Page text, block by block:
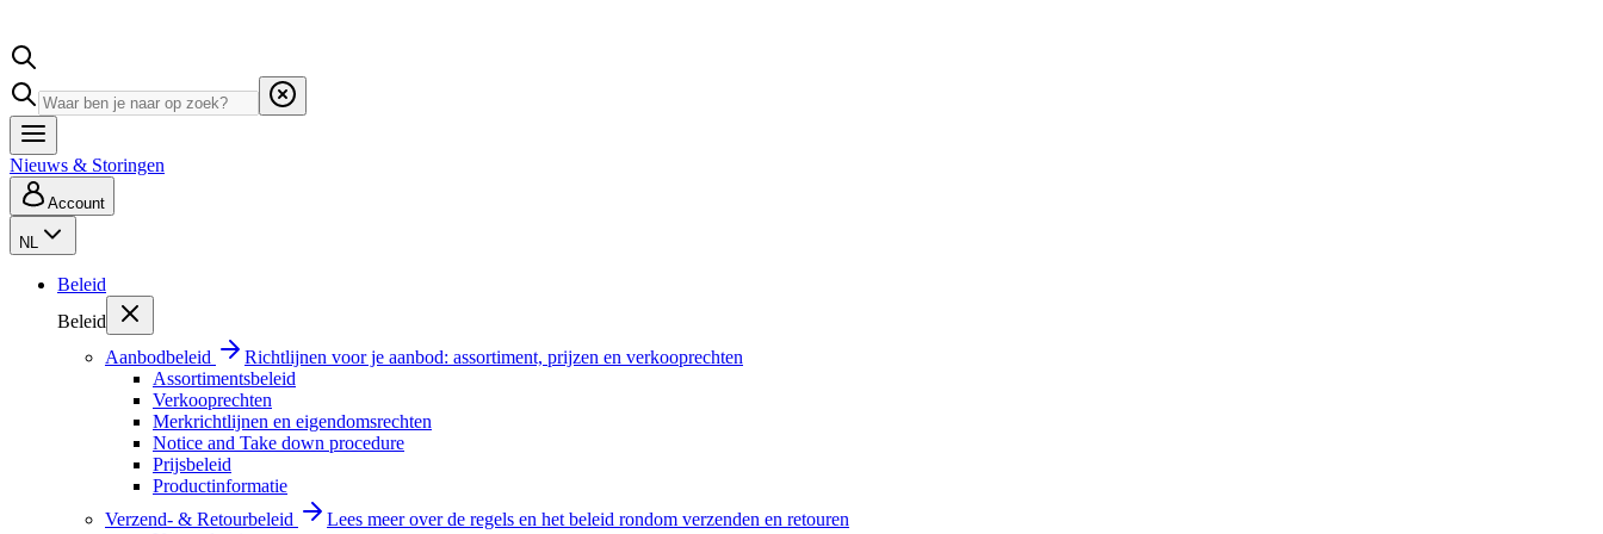
Nieuws & Storingen
Account
NL
Beleid
Beleid
Aanbodbeleid
Richtlijnen voor je aanbod: assortiment, prijzen en verkooprechten
Assortimentsbeleid
Verkooprechten
Merkrichtlijnen en eigendomsrechten
Notice and Take down procedure
Prijsbeleid
Productinformatie
Verzend- & Retourbeleid
Lees meer over de regels en het beleid rondom verzenden en retouren